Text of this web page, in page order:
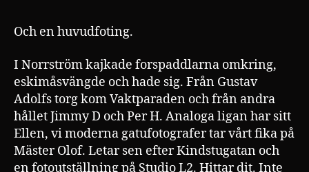
Och en huvudfoting.
I Norrström kajkade forspaddlarna omkring,
eskimåsvängde och hade sig. Från Gustav
Adolfs torg kom Vaktparaden och från andra
hållet Jimmy D och Per H. Analoga ligan har sitt
Ellen, vi moderna gatufotografer tar vårt fika på
Mäster Olof. Letar sen efter Kindstugatan och
en fotoutställning på Studio L2. Hittar dit. Inte